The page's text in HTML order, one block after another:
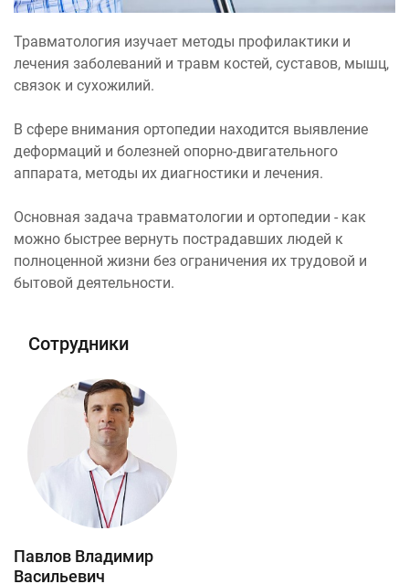
Травматология изучает методы профилактики и
лечения заболеваний и травм костей, суставов, мышц,
связок и сухожилий.
В сфере внимания ортопедии находится выявление
деформаций и болезней опорно-двигательного
аппарата, методы их диагностики и лечения.
Основная задача травматологии и ортопедии - как
можно быстрее вернуть пострадавших людей к
полноценной жизни без ограничения их трудовой и
бытовой деятельности.
Сотрудники
Павлов Владимир
Васильевич